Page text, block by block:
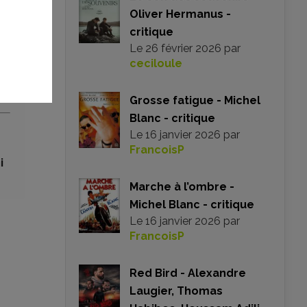
Oliver Hermanus -
critique
Le 26 février 2026 par
ceciloule
Grosse fatigue - Michel
Blanc - critique
Le 16 janvier 2026 par
FrancoisP
Marche à l’ombre -
Michel Blanc - critique
Le 16 janvier 2026 par
FrancoisP
Red Bird - Alexandre
Laugier, Thomas